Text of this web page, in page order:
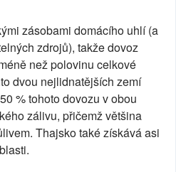
zásobami domácího uhlí (a
zdrojů), takže dovoz
než polovinu celkové
dvou nejlidnatějších zemí
% tohoto dovozu v obou
zálivu, přičemž většina
Thajsko také získává asi